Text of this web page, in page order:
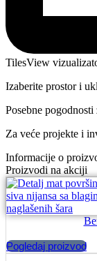
TilesView
Izaberite prostor i
Posebne
Za veće projekte i
Informacije o
Proizvodi na akciji
Pogledaj proizvod